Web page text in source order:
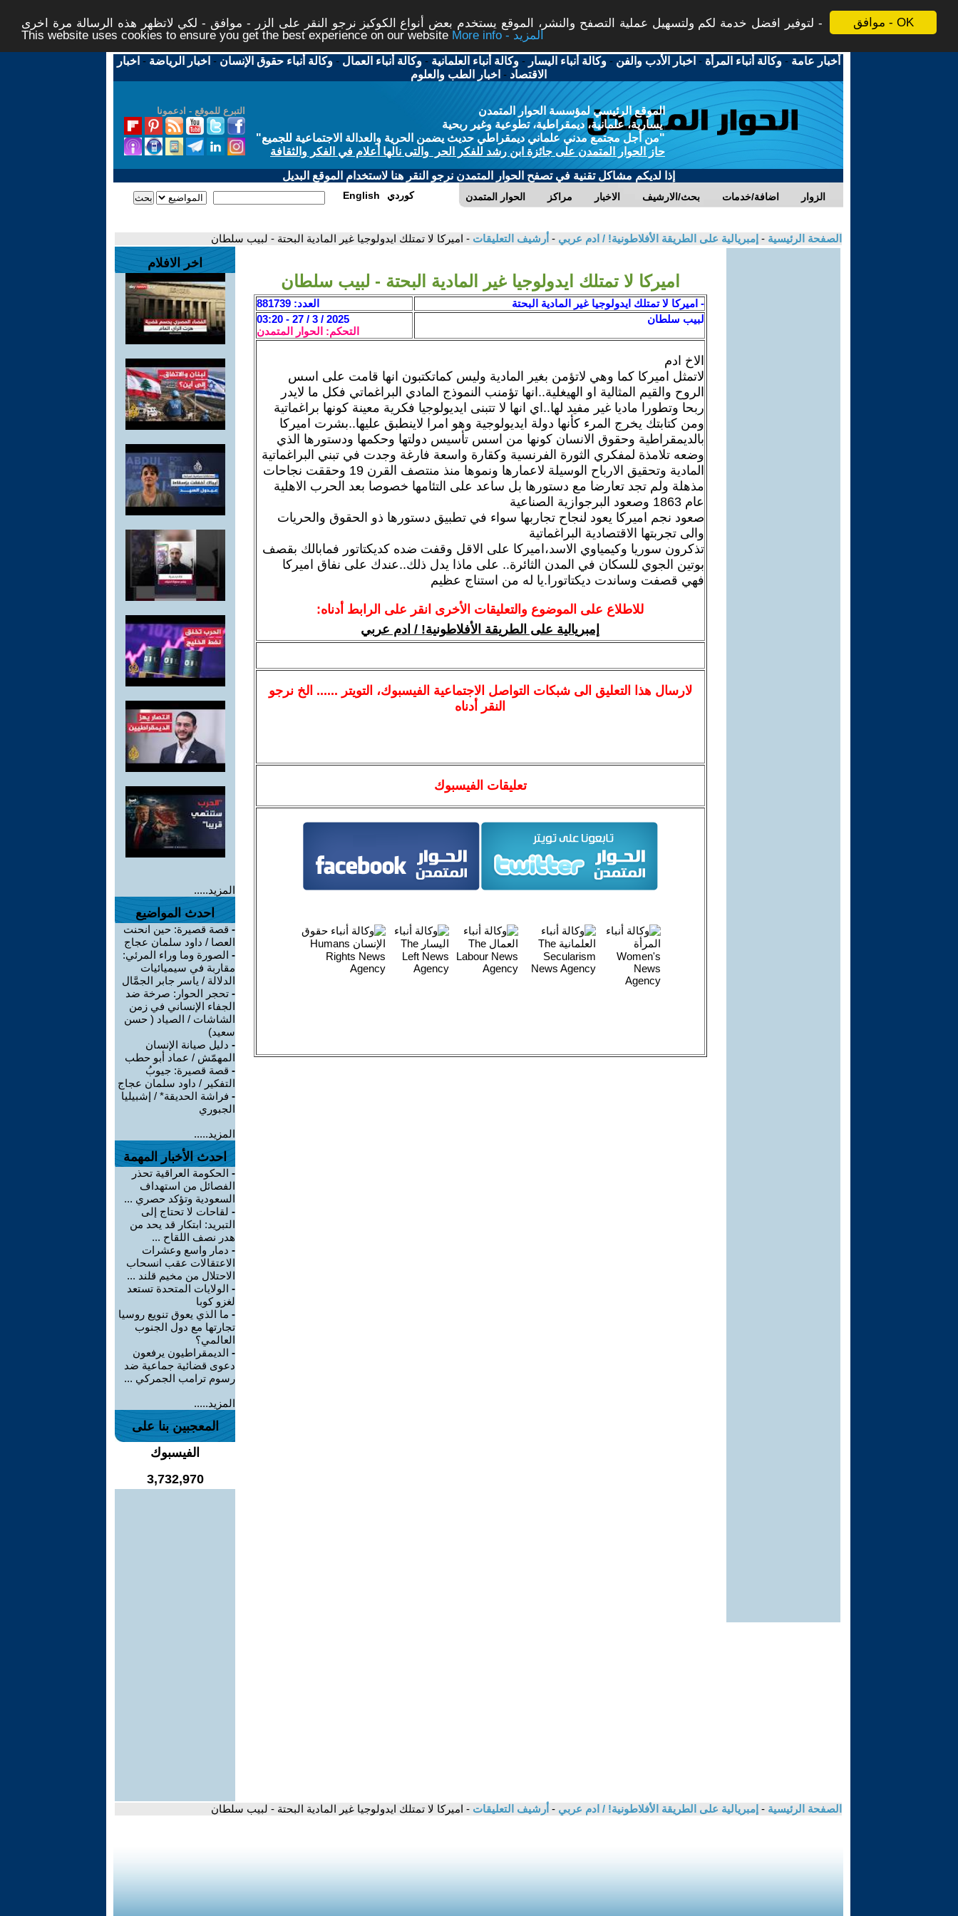
موافق - OK
لتوفير افضل خدمة لكم ولتسهيل عملية التصفح والنشر، الموقع يستخدم بعض أنواع الكوكيز نرجو النقر على الزر - موافق - لكي لاتظهر هذه الرسالة مرة اخرى -
This website uses cookies to ensure you get the best experience on our website
More info - المزيد
أخبار عامة -وكالة أنباء المرأة - اخبار الأدب والفن -وكالة أنباء اليسار -وكالة أنباء العلمانية -وكالة أنباء العمال -وكالة أنباء حقوق الإنسان - اخبار الرياضة - اخبار
الاقتصاد - اخبار الطب والعلوم
التبرع للموقع - ادعمونا
الموقع الرئيسي لمؤسسة الحوار المتمدن
يسارية، علمانية، ديمقراطية، تطوعية وغير ربحية
"من أجل مجتمع مدني علماني ديمقراطي حديث يضمن الحرية والعدالة الاجتماعية للجميع"
حاز الحوار المتمدن على جائزة ابن رشد للفكر الحر والتى نالها أعلام في الفكر والثقافة
إذا لديكم مشاكل تقنية في تصفح الحوار المتمدن نرجو النقر هنا لاستخدام الموقع البديل
الحوار المتمدن مراكز الاخبار بحث/الارشيف اضافة/خدمات الزوار English كوردي
الصفحة الرئيسية - إمبريالية على الطريقة الأفلاطونية! / ادم عربي - أرشيف التعليقات - اميركا لا تمتلك ايدولوجيا غير المادية البحتة - لبيب سلطان
اميركا لا تمتلك ايدولوجيا غير المادية البحتة - لبيب سلطان
- اميركا لا تمتلك ايدولوجيا غير المادية البحتة
العدد: 881739
لبيب سلطان
2025 / 3 / 27 - 03:20
التحكم: الحوار المتمدن
الاخ ادم
لاتمثل اميركا كما وهي لاتؤمن بغير المادية وليس كماتكتبون انها قامت على اسس
الروح والقيم المثالية او الهيغلية..انها تؤمنب النموذج المادي البراغماتي فكل ما لايدر
ربحا وتطورا ماديا غير مفيد لها..اي انها لا تتبنى ايديولوجيا فكرية معينة كونها براغماتية
ومن كتابتك يخرج المرء كأنها دولة ايديولوجية وهو امرا لاينطبق عليها..بشرت اميركا
بالديمقراطية وحقوق الانسان كونها من اسس تأسيس دولتها وحكمها ودستورها الذي
وضعه تلامذة لمفكري الثورة الفرنسية وكقارة واسعة فارغة وجدت في تبني البراغماتية
المادية وتحقيق الارباح الوسيلة لاعمارها ونموها منذ منتصف القرن 19 وحققت نجاحات
مذهلة ولم تجد تعارضا مع دستورها بل ساعد على التئامها خصوصا بعد الحرب الاهلية
عام 1863 وصعود البرجوازية الصناعية
صعود نجم اميركا يعود لنجاح تجاربها سواء في تطبيق دستورها ذو الحقوق والحريات
والى تجربتها الاقتصادية البراغماتية
تذكرون سوريا وكيمياوي الاسد،اميركا على الاقل وقفت ضده كديكتاتور فمابالك بقصف
بوتين الجوي للسكان في المدن الثائرة.. على ماذا يدل ذلك..عندك على نفاق اميركا
فهي قصفت وساندت ديكتاتورا.يا له من استناج عظيم
للاطلاع على الموضوع والتعليقات الأخرى انقر على الرابط أدناه:
إمبريالية على الطريقة الأفلاطونية! / ادم عربي
لارسالهذا التعليق الى شبكات التواصل الاجتماعية الفيسبوك، التويتر ...... الخ نرجو
النقر أدناه
تعليقات الفيسبوك
اخر الافلام
المزيد.....
احدث المواضيع
- قصة قصيرة: حين انحنت
العصا / داود سلمان عجاج
- الصورة وما وراء المرئي:
مقاربة في سيميائيات
الدلالة / ياسر جابر الجمَّال
- تحجر الحوار: صرخة ضد
الجفاء الإنساني في زمن
الشاشات / الصياد ‏( حسن
سعيد‏)
- دليل صيانة الإنسان
المهمّش / عماد أبو حطب
- قصة قصيرة: جيوبُ
التفكير / داود سلمان عجاج
- فراشة الحديقة* / إشبيليا
الجبوري
المزيد.....
احدث الأخبار المهمة
- الحكومة العراقية تحذر
الفصائل من استهداف
السعودية وتؤكد حصري ...
- لقاحات لا تحتاج إلى
التبريد: ابتكار قد يحد من
هدر نصف اللقاح ...
- دمار واسع وعشرات
الاعتقالات عقب انسحاب
الاحتلال من مخيم قلند ...
- الولايات المتحدة تستعد
لغزو كوبا
- ما الذي يعوق تنويع روسيا
تجارتها مع دول الجنوب
العالمي؟
- الديمقراطيون يرفعون
دعوى قضائية جماعية ضد
رسوم ترامب الجمركي ...
المزيد.....
المعجبين بنا على
الفيسبوك
3,732,970
الصفحة الرئيسية - إمبريالية على الطريقة الأفلاطونية! / ادم عربي - أرشيف التعليقات - اميركا لا تمتلك ايدولوجيا غير المادية البحتة - لبيب سلطان